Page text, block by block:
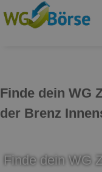
Finde dein WG
der Brenz
Finde dein WG